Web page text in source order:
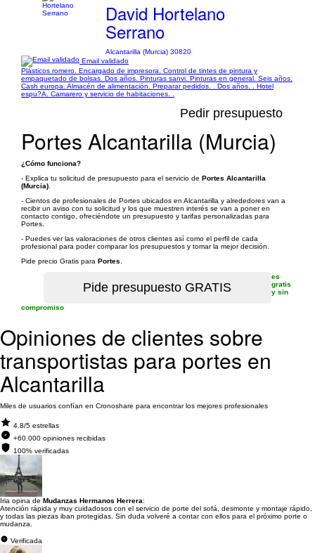
David Hortelano
Serrano
Alcantarilla (Murcia) 30820
Email validado
Plásticos romero. Encargado de impresora. Control de tintes de pintura y
empaquetado de bolsas. Dos años. Pinturas sanvi. Pinturas en general. Seis años.
Cash europa. Almacén de alimentación. Preparar pedidos. . Dos años. . Hotel
espu?A. Camarero y servicio de habitaciones. .
Pedir presupuesto
Portes Alcantarilla (Murcia)
¿Cómo funciona?
- Explica tu solicitud de presupuesto para el servicio de Portes Alcantarilla
(Murcia)
- Cientos de profesionales de Portes ubicados en Alcantarilla y alrededores van a
recibir un aviso con tu solicitud y los que muestren interés se van a poner en
contacto contigo, ofreciéndote un presupuesto y tarifas personalizadas para
Portes.
- Puedes ver las valoraciones de otros clientes así como el perfil de cada
profesional para poder comparar los presupuestos y tomar la mejor decisión.
Pide precio Gratis para Portes
es
gratis
y sin
compromiso
Opiniones de clientes sobre
transportistas para portes en
Alcantarilla
Miles de usuarios confían en Cronoshare para encontrar los mejores profesionales
4.8/5 estrellas
+60.000 opiniones recibidas
100% verificadas
Iria opina de Mudanzas Hermanos Herrera:
Atención rápida y muy cuidadosos con el servicio de porte del sofá, desmonte y montaje rápido,
y todas las piezas iban protegidas. Sin duda volveré a contar con ellos para el próximo porte o
mudanza.
Verificada